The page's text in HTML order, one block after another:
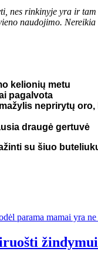
nes rinkinyje yra ir
naudojimo.
kelionių metu
pagalvota
neprirytų
draugė gertuvė
su šiuo